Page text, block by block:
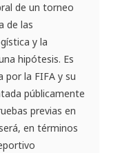
de un torneo
de las
y la
hipótesis. Es
por la FIFA y su
públicamente
previas en
en términos